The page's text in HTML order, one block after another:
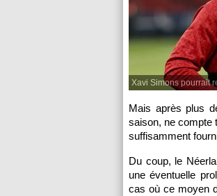
Xavi Simons pourrait
Mais après plus
saison, ne compte
suffisamment
Du coup, le
une éventuelle
cas où ce moyen